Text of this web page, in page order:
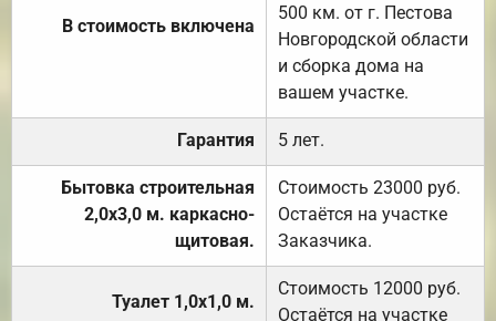
В стоимость включена
500 км. от г. Пестова
Новгородской области
и сборка дома на
вашем участке.
Гарантия 5 лет.
Бытовка строительная
2,0х3,0 м. каркасно-
щитовая.
Стоимость 23000 руб.
Остаётся на участке
Заказчика.
Туалет 1,0х1,0 м.
Стоимость 12000 руб.
Остаётся на участке